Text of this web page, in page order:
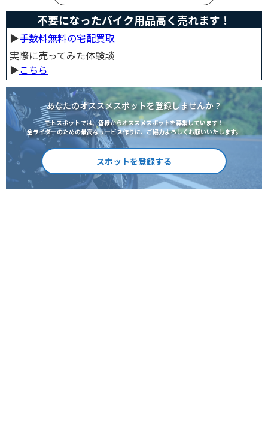
不要になったバイク用品高く売れます！
▶︎手数料無料の宅配買取
実際に売ってみた体験談
▶︎こちら
あなたのオススメスポットを登録しませんか？
モトスポットでは、皆様からオススメスポットを募集しています！
全ライダーのための最高なサービス作りに、ご協力よろしくお願いいたします。
スポットを登録する